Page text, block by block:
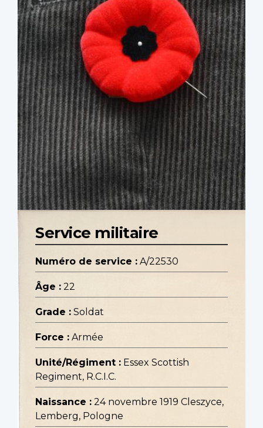
Service militaire
Numéro de service : A/22530
Âge : 22
Grade : Soldat
Force : Armée
Unité/Régiment : Essex Scottish
Regiment, R.C.I.C.
Naissance : 24 novembre 1919 Cleszyce,
Lemberg, Pologne